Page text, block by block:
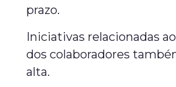
prazo.
Iniciativas relacionadas
dos colaboradores
alta.